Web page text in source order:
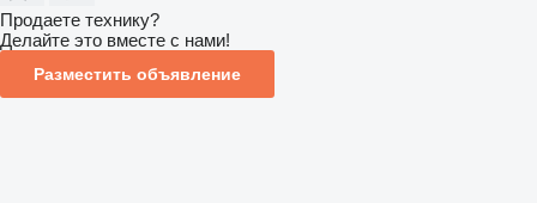
Продаете технику?
Делайте это вместе с нами!
Разместить объявление